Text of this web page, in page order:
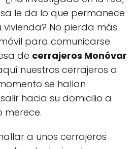
le da lo que permanece
No pierda más
para comunicarse
de cerrajeros Monóvar
nuestros cerrajeros a
se hallan
hacia su domicilio a
merece.
a unos cerrajeros